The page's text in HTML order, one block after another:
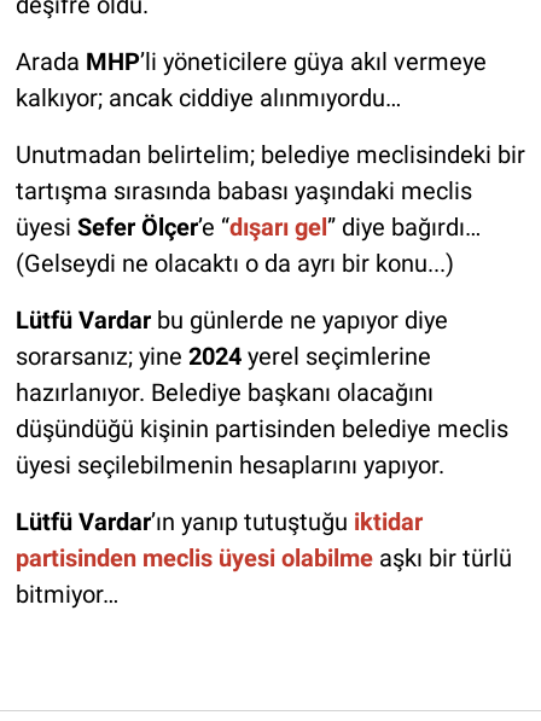
Arada MHP’li yöneticilere güya akıl vermeye
kalkıyor; ancak ciddiye alınmıyordu…
Unutmadan belirtelim; belediye meclisindeki bir
tartışma sırasında babası yaşındaki meclis
üyesi Sefer Ölçer’e “dışarı gel” diye bağırdı…
(Gelseydi ne olacaktı o da ayrı bir konu...)
Lütfü Vardarbu günlerde ne yapıyor diye
sorarsanız; yine 2024yerel seçimlerine
hazırlanıyor. Belediye başkanı olacağını
düşündüğü kişinin partisinden belediye meclis
üyesi seçilebilmenin hesaplarını yapıyor.
Lütfü Vardar’ın yanıp tutuştuğu iktidar
partisinden meclis üyesi olabilmeaşkı bir türlü
bitmiyor…